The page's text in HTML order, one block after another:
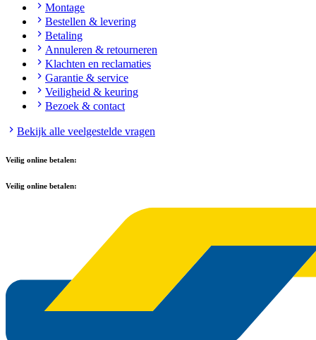
Montage
Bestellen & levering
Betaling
Annuleren & retourneren
Klachten en reclamaties
Garantie & service
Veiligheid & keuring
Bezoek & contact
Bekijk alle veelgestelde vragen
Veilig online betalen:
Veilig online betalen: